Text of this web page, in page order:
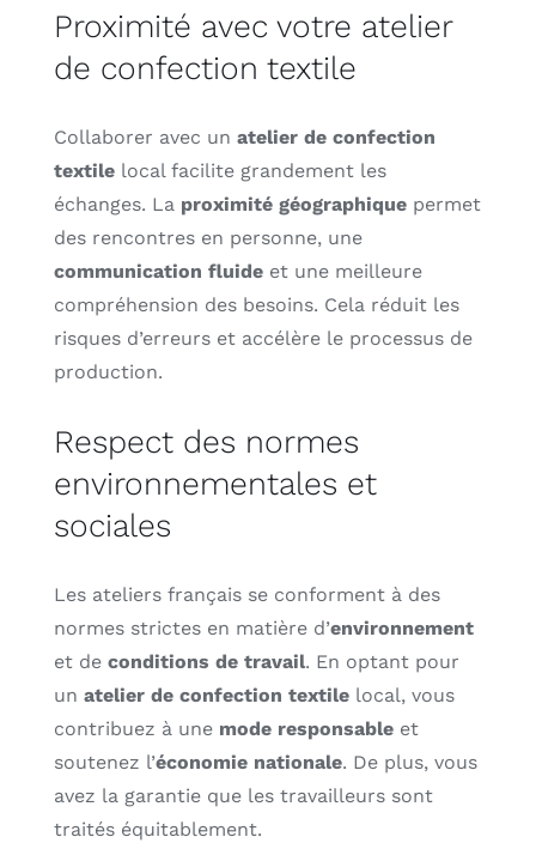
Proximité avec votre atelier
de confection textile
Collaborer avec un atelier de confection
textilelocal facilite grandement les
échanges. La proximité géographiquepermet
des rencontres en personne, une
communication fluideet une meilleure
compréhension des besoins. Cela réduit les
risques d’erreurs et accélère le processus de
production.
Respect des normes
environnementales et
sociales
Les ateliers français se conforment à des
normes strictes en matière d’environnement
et de conditions de travail. En optant pour
un atelier de confection textilelocal, vous
contribuez à une mode responsableet
soutenez l’économie nationale. De plus, vous
avez la garantie que les travailleurs sont
traités équitablement.